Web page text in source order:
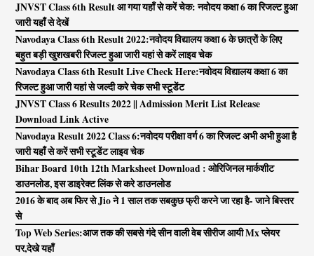
JNVST Class 6th Result आ गया यहाँ से करें चेक: नवोदय कक्षा 6 का रिजल्ट हुआ
जारी यहाँ से देखें
Navodaya Class 6th Result 2022:नवोदय विद्यालय कक्षा 6 के छात्रों के लिए
बहुत बड़ी खुशखबरी रिजल्ट हुआ जारी यहां से करें लाइव चेक
Navodaya Class 6th Result Live Check Here:नवोदय विद्यालय कक्षा 6 का
रिजल्ट हुआ जारी यहां से जल्दी करे चेक सभी स्टूडेंट
JNVST Class 6 Results 2022 || Admission Merit List Release
Download Link Active
Navodaya Result 2022 Class 6:नवोदय परीक्षा वर्ग 6 का रिजल्ट अभी अभी हुआ है
जारी यहाँ से करें सभी स्टूडेंट लाइव चेक
Bihar Board 10th 12th Marksheet Download : ओरिजिनल मार्कशीट
डाउनलोड, इस डाइरेक्ट लिंक से करे डाउनलोड
2016 के बाद अब फिर से Jio ने 1 साल तक सबकुछ फ्री करने जा रहा है- जाने बिस्तर
से
Top Web Series:आज तक की सबसे गंदे सीन वाली वेब सीरीज आयी Mx प्लेयर
पर,देखे यहाँ